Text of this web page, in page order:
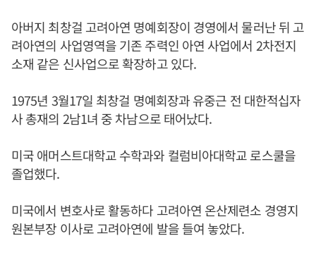
아버지 최창걸 고려아연 명예회장이 경영에서 물러난 뒤 고
려아연의 사업영역을 기존 주력인 아연 사업에서 2차전지
소재 같은 신사업으로 확장하고 있다.
1975년 3월17일 최창걸 명예회장과 유중근 전 대한적십자
사 총재의 2남1녀 중 차남으로 태어났다.
미국 애머스트대학교 수학과와 컬럼비아대학교 로스쿨을
졸업했다.
미국에서 변호사로 활동하다 고려아연 온산제련소 경영지
원본부장 이사로 고려아연에 발을 들여 놓았다.